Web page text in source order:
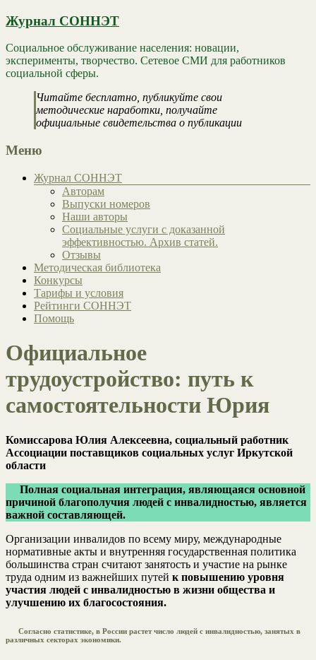
Журнал СОННЭТ
Социальное обслуживание населения: новации,
эксперименты, творчество. Сетевое СМИ для работников
социальной сферы.
Читайте бесплатно, публикуйте свои
методические наработки, получайте
официальные свидетельства о публикации
Меню
Журнал СОННЭТ
Авторам
Выпуски номеров
Наши авторы
Социальные услуги с доказанной
эффективностью. Архив статей.
Отзывы
Методическая библиотека
Конкурсы
Тарифы и условия
Рейтинги СОННЭТ
Помощь
Официальное
трудоустройство: путь к
самостоятельности Юрия
Комиссарова Юлия Алексеевна, социальный работник
Ассоциации поставщиков социальных услуг Иркутской
области
Полная социальная интеграция, являющаяся основной
причиной благополучия людей с инвалидностью, является
важной составляющей.
Организации инвалидов по всему миру, международные
нормативные акты и внутренняя государственная политика
большинства стран считают занятость и участие на рынке
труда одним из важнейших путей к повышению уровня
участия людей с инвалидностью в жизни общества и
улучшению их благосостояния.
Согласно статистике, в России растет число людей с инвалидностью, занятых в
различных секторах экономики.